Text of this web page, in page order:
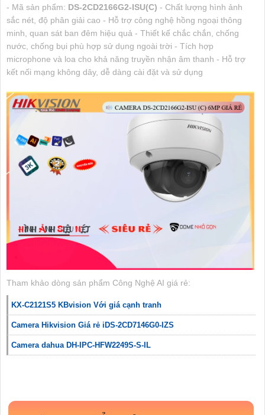
- Mã sản phẩm: DS-2CD2166G2-ISU(C) - Chất lượng hình ảnh
sắc nét, độ phân giải cao - Hỗ trợ công nghệ hồng ngoại thông
minh, quan sát ban đêm hiệu quả - Thiết kế chắc chắn, chống
nước, chống bụi phù hợp sử dụng ngoài trời - Tích hợp
microphone và loa cho khả năng truyền nhận âm thanh - Hỗ trợ
kết nối mạng không dây, dễ dàng cài đặt và sử dụng
Tham khảo dòng sản phẩm Công Nghệ AI giá rẻ:
KX-C2121S5 KBvision Với giá cạnh tranh
Camera Hikvision Giá rẻ iDS-2CD7146G0-IZS
Camera dahua DH-IPC-HFW2249S-S-IL